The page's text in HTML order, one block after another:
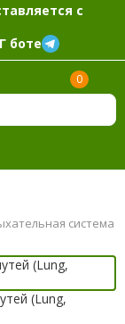
с
боте
0
система